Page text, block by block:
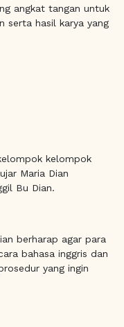
angkat tangan untuk
serta hasil karya yang
kelompok
Maria Dian
Bu Dian.
berharap agar para
bahasa inggris dan
yang ingin